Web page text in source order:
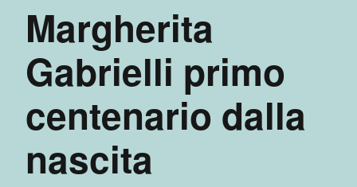
Margherita
Gabrielli primo
centenario dalla
nascita